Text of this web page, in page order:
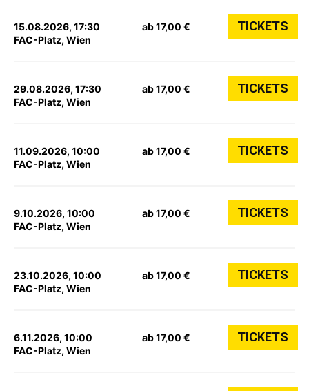
15.08.2026, 17:30
FAC-Platz, Wien
ab 17,00 € TICKETS
29.08.2026, 17:30
FAC-Platz, Wien
ab 17,00 € TICKETS
11.09.2026, 10:00
FAC-Platz, Wien
ab 17,00 € TICKETS
9.10.2026, 10:00
FAC-Platz, Wien
ab 17,00 € TICKETS
23.10.2026, 10:00
FAC-Platz, Wien
ab 17,00 € TICKETS
6.11.2026, 10:00
FAC-Platz, Wien
ab 17,00 € TICKETS